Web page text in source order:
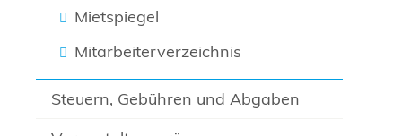
Mietspiegel
Mitarbeiterverzeichnis
Steuern, Gebühren und Abgaben